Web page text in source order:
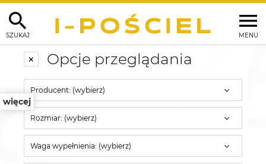
MENU
SZUKAJ
więcej
Opcje przeglądania
Producent: (wybierz)
Rozmiar: (wybierz)
Waga wypełnienia: (wybierz)